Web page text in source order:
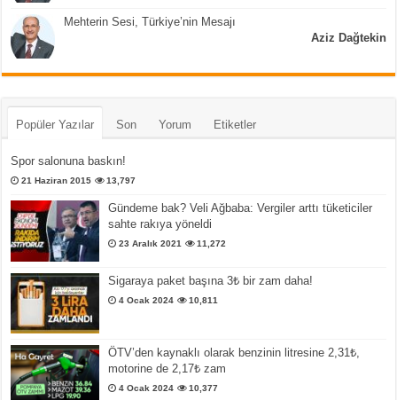
Mehterin Sesi, Türkiye’nin Mesajı
Aziz Dağtekin
Popüler Yazılar Son Yorum Etiketler
Spor salonuna baskın!
21 Haziran 2015 13,797
Gündeme bak? Veli Ağbaba: Vergiler arttı tüketiciler
sahte rakıya yöneldi
23 Aralık 2021 11,272
Sigaraya paket başına 3₺ bir zam daha!
4 Ocak 2024 10,811
ÖTV’den kaynaklı olarak benzinin litresine 2,31₺,
motorine de 2,17₺ zam
4 Ocak 2024 10,377